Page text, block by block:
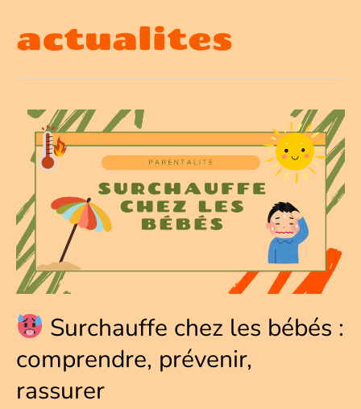
contenu
actualites
Surchauffe chez les bébés :
comprendre, prévenir,
rassurer